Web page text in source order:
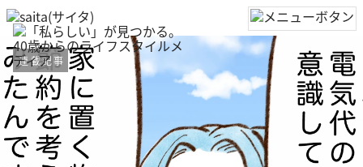
連載記事